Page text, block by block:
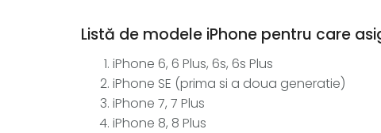
Listă de modele iPhone pentru care
iPhone 6, 6 Plus, 6s, 6s Plus
iPhone SE (prima si a doua generatie)
iPhone 7, 7 Plus
iPhone 8, 8 Plus